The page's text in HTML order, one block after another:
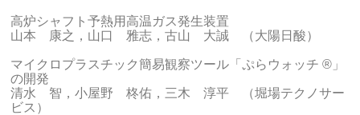
高炉シャフト予熱用高温ガス発生装置
山本 康之，山口 雅志，古山 大誠 （大陽日酸）
マイクロプラスチック簡易観察ツール「ぷらウォッチ ®」
の開発
清水 智，小屋野 柊佑，三木 淳平 （堀場テクノサー
ビス）